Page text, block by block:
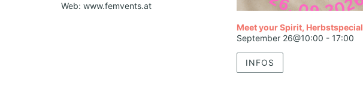
Web: www.femvents.at
Meet your Spirit, Herbstspecial
September 26@10:00 - 17:00
INFOS